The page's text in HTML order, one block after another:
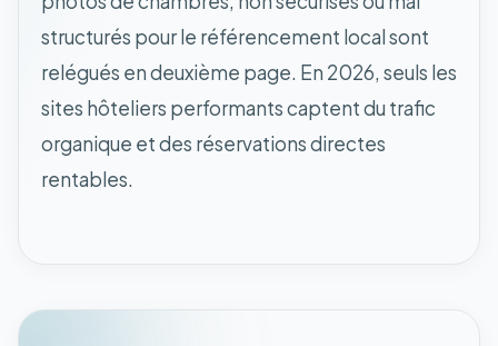
structurés pour le référencement local sont
relégués en deuxième page. En 2026, seuls les
sites hôteliers performants captent du trafic
organique et des réservations directes
rentables.